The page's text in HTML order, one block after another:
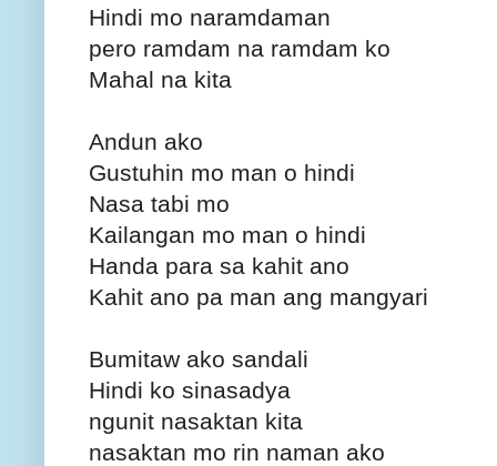
Hindi mo naramdaman
pero ramdam na ramdam ko
Mahal na kita
Andun ako
Gustuhin mo man o hindi
Nasa tabi mo
Kailangan mo man o hindi
Handa para sa kahit ano
Kahit ano pa man ang mangyari
Bumitaw ako sandali
Hindi ko sinasadya
ngunit nasaktan kita
nasaktan mo rin naman ako